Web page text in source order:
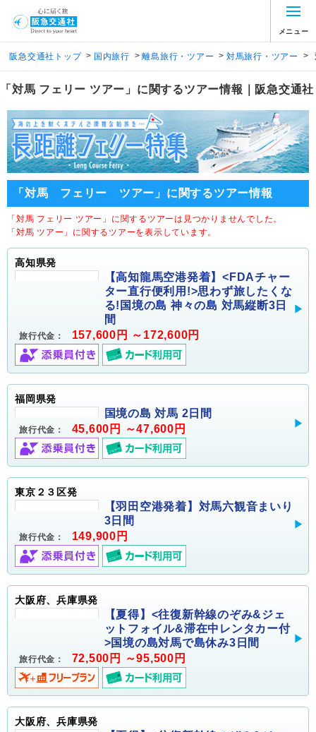
メニュー
阪急交通社トップ > 国内旅行 > 離島旅行・ツアー > 対馬旅行・ツアー >
「対馬 フェリー ツアー」に関するツアー情報｜阪急交通社
「対馬 フェリー ツアー」に関するツアー情報
「対馬 フェリー ツアー」に関するツアーは見つかりませんでした。
「対馬 ツアー」に関するツアーを表示しています。
高知県発
【高知龍馬空港発着】<FDAチャー
ター直行便利用!>思わず旅したくな
る!国境の島 神々の島 対馬縦断3日
間
旅行代金： 157,600円 ～172,600円
福岡県発
国境の島 対馬 2日間
旅行代金： 45,600円 ～47,600円
東京２３区発
【羽田空港発着】対馬六観音まいり
3日間
旅行代金： 149,900円
大阪府、兵庫県発
【夏得】<往復新幹線のぞみ&ジェ
ットフォイル&滞在中レンタカー付
>国境の島対馬で島休み3日間
旅行代金： 72,500円 ～95,500円
大阪府、兵庫県発